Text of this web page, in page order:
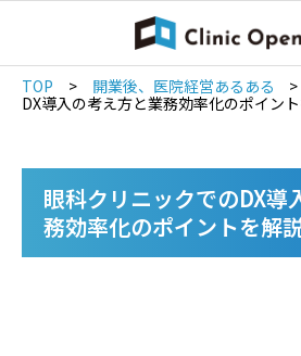
TOP > 開業後、医院経営あるある >
DX導入の考え方と業務効率化のポイント
眼科クリニックでのDX導
務効率化のポイントを解